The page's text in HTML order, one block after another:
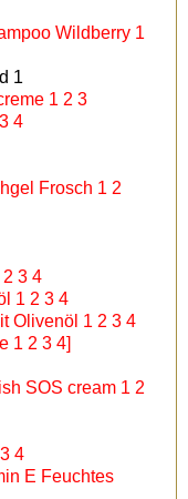
Wildberry 1
1
1 2 3
4
Frosch 1 2
3 4
1 2 3 4
Olivenöl 1 2 3 4
1 2 3 4]
SOS cream 1 2
4
E Feuchtes